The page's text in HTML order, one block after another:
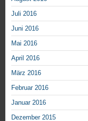
Juli 2016
Juni 2016
Mai 2016
April 2016
März 2016
Februar 2016
Januar 2016
Dezember 2015